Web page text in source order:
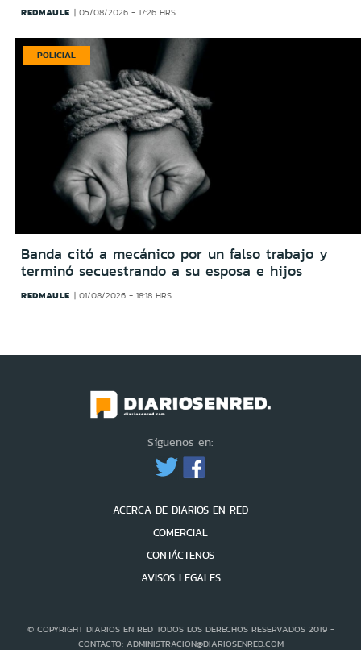
REDMAULE 05/08/2026 - 17:26 HRS
POLICIAL
Banda citó a mecánico por un falso trabajo y
terminó secuestrando a su esposa e hijos
REDMAULE 01/08/2026 - 18:18 HRS
Síguenos en:
ACERCA DE DIARIOS EN RED
COMERCIAL
CONTÁCTENOS
AVISOS LEGALES
© COPYRIGHT DIARIOS EN RED TODOS LOS DERECHOS RESERVADOS 2019 -
CONTACTO: ADMINISTRACION@DIARIOSENRED.COM